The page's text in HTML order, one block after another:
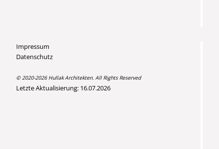
Impressum
Datenschutz
© 2020-2026 Hullak Architekten. All Rights Reserved
Letzte Aktualisierung: 16.07.2026